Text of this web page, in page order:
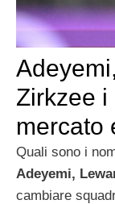
Zirkzee i
mercato
Quali sono i
Adeyemi,
cambiare